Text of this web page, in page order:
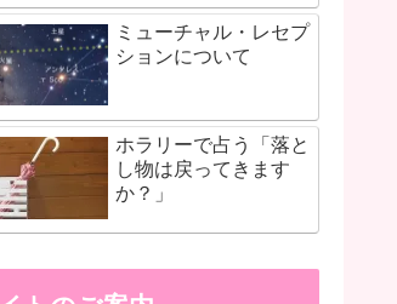
ミューチャル・レセプ
ションについて
ホラリーで占う「落と
し物は戻ってきます
か？」